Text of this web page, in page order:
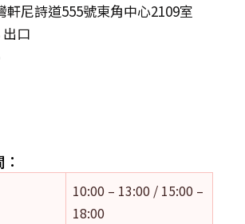
軒尼詩道555號東角中心2109室
口
10:00 – 13:00 / 15:00 –
18:00